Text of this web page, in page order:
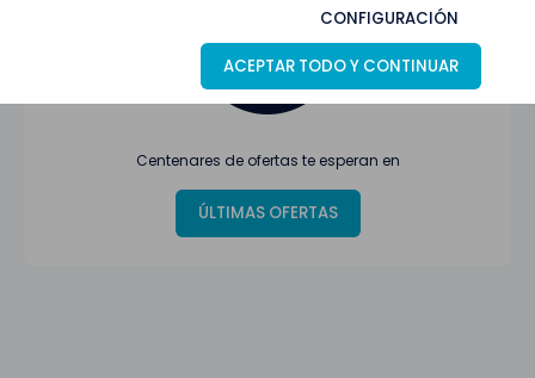
CONFIGURACIÓN
ACEPTAR TODO Y CONTINUAR
Centenares de ofertas te esperan en
ÚLTIMAS OFERTAS